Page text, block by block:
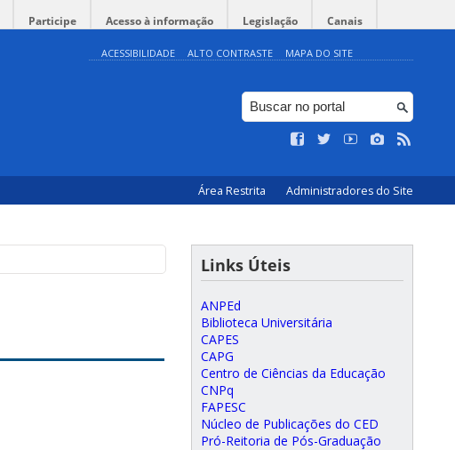
Participe Acesso à informação Legislação Canais
ACESSIBILIDADE ALTO CONTRASTE MAPA DO SITE
Área Restrita Administradores do Site
Links Úteis
ANPEd
Biblioteca Universitária
CAPES
CAPG
Centro de Ciências da Educação
CNPq
FAPESC
Núcleo de Publicações do CED
Pró-Reitoria de Pós-Graduação